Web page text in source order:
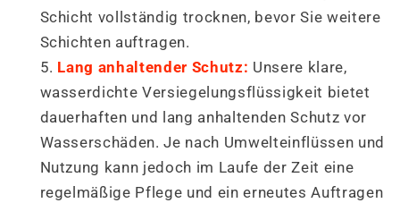
Schicht vollständig trocknen, bevor Sie weitere
Schichten auftragen.
Lang anhaltender Schutz: Unsere klare,
wasserdichte Versiegelungsflüssigkeit bietet
dauerhaften und lang anhaltenden Schutz vor
Wasserschäden. Je nach Umwelteinflüssen und
Nutzung kann jedoch im Laufe der Zeit eine
regelmäßige Pflege und ein erneutes Auftragen